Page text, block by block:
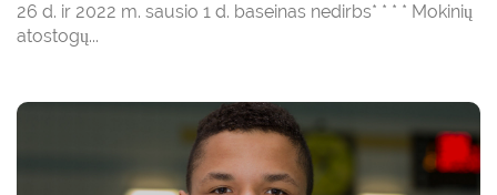
26 d. ir 2022 m. sausio 1 d. baseinas nedirbs* * * * Mokinių
atostogų...